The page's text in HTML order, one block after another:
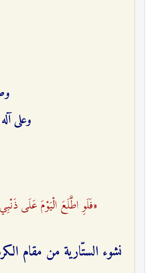
وعلى
«فَلَوِ اطَّلَعَ الْيَوْمَ عَلَى
نشوء الستّارية من مقام